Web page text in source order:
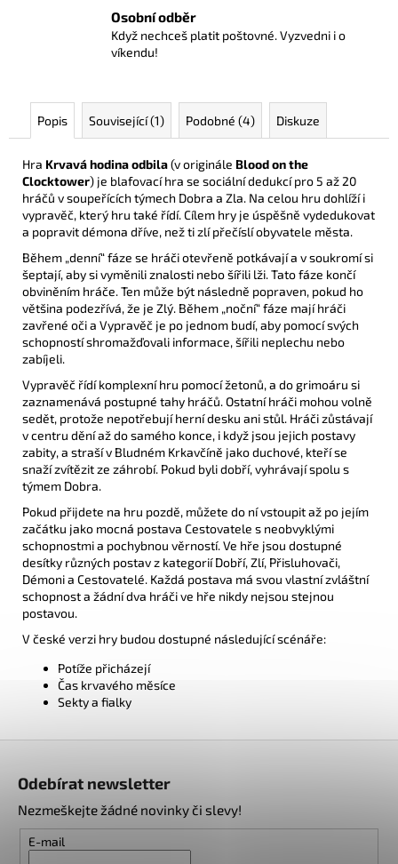
Osobní odběr
Když nechceš platit poštovné. Vyzvedni i o
víkendu!
Popis Související (1) Podobné (4) Diskuze
Hra Krvavá hodina odbila(v originále Blood on the
Clocktower) je blafovací hra se sociální dedukcí pro 5 až 20
hráčů v soupeřících týmech Dobra a Zla. Na celou hru dohlíží i
vypravěč, který hru také řídí. Cílem hry je úspěšně vydedukovat
a popravit démona dříve, než ti zlí přečíslí obyvatele města.
Během „denní“ fáze se hráči otevřeně potkávají a v soukromí si
šeptají, aby si vyměnili znalosti nebo šířili lži. Tato fáze končí
obviněním hráče. Ten může být následně popraven, pokud ho
většina podezřívá, že je Zlý. Během „noční“ fáze mají hráči
zavřené oči a Vypravěč je po jednom budí, aby pomocí svých
schopností shromažďovali informace, šířili neplechu nebo
zabíjeli.
Vypravěč řídí komplexní hru pomocí žetonů, a do grimoáru si
zaznamenává postupné tahy hráčů. Ostatní hráči mohou volně
sedět, protože nepotřebují herní desku ani stůl. Hráči zůstávají
v centru dění až do samého konce, i když jsou jejich postavy
zabity, a straší v Bludném Krkavčíně jako duchové, kteří se
snaží zvítězit ze záhrobí. Pokud byli dobří, vyhrávají spolu s
týmem Dobra.
Pokud přijdete na hru pozdě, můžete do ní vstoupit až po jejím
začátku jako mocná postava Cestovatele s neobvyklými
schopnostmi a pochybnou věrností. Ve hře jsou dostupné
desítky různých postav z kategorií Dobří, Zlí, Přisluhovači,
Démoni a Cestovatelé. Každá postava má svou vlastní zvláštní
schopnost a žádní dva hráči ve hře nikdy nejsou stejnou
postavou.
V české verzi hry budou dostupné následující scénáře:
Potíže přicházejí
Čas krvavého měsíce
Sekty a fialky
Odebírat newsletter
Nezmeškejte žádné novinky či slevy!
E-mail